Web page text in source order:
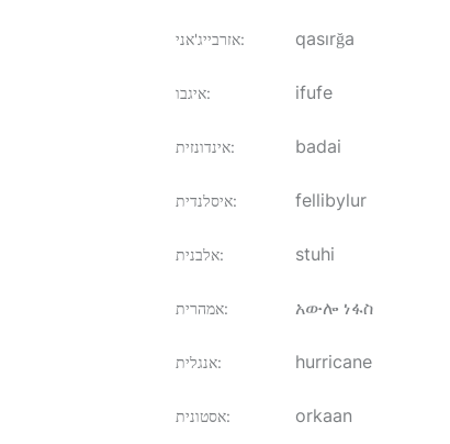
אזרבייג'אני: qasırğa
איגבו: ifufe
אינדונזית: badai
איסלנדית: fellibylur
אלבנית: stuhi
אמהרית: አውሎ ነፋስ
אנגלית: hurricane
אסטונית: orkaan